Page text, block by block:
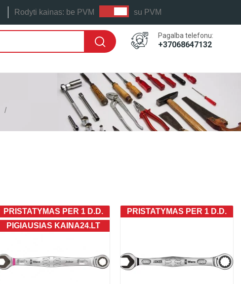
Rodyti kainas: be PVM su PVM
Pagalba telefonu:
+37068647132
PIGIAUSIAS KAINA24.LT
PRISTATYMAS PER 1 D.D. PRISTATYMAS PER 1 D.D.